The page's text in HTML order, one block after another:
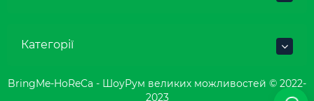
Категорії
BringMe-HoReCa - ШоуРум великих можливостей © 2022-
2023